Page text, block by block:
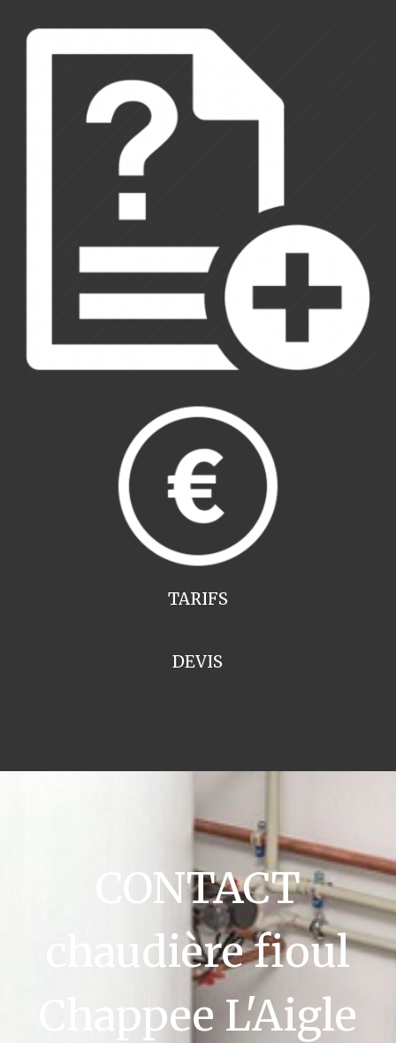
TARIFS
DEVIS
CONTACT
chaudière fioul
Chappee L'Aigle